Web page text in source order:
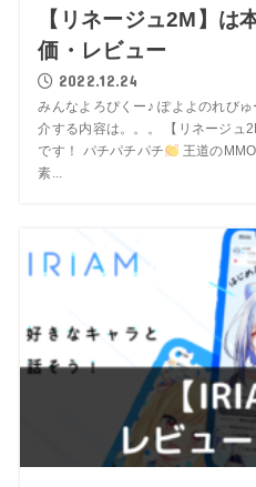
【リネージュ2M】は
価・レビュー
2022.12.24
みんなよろぴくー♪ ぽよよのれび
介する内容は。。。 【リネージュ
です！ パチパチパチ
王道の
素...